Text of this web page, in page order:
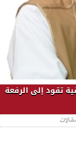
تقود إلى الرفعة